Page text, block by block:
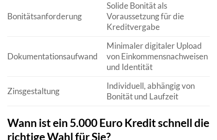
Bonitätsanforderung
Solide Bonität als
Voraussetzung für die
Kreditvergabe
Dokumentationsaufwand
Minimaler digitaler Upload
von Einkommensnachweisen
und Identität
Zinsgestaltung
Individuell, abhängig von
Bonität und Laufzeit
Wann ist ein 5.000 Euro Kredit schnell die
richtige Wahl für Sie?